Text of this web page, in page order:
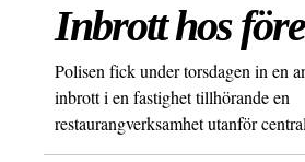
Inbrott hos
Polisen fick under torsdagen in en
inbrott i en fastighet tillhörande en
restaurangverksamhet utanför